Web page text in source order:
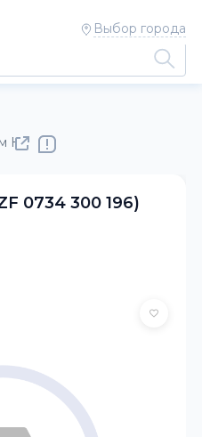
Выбор города
м КАМАЗ
0734 300 196)